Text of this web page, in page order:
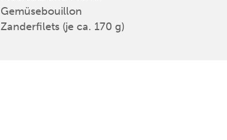
Gemüsebouillon
Zanderfilets (je ca. 170 g)